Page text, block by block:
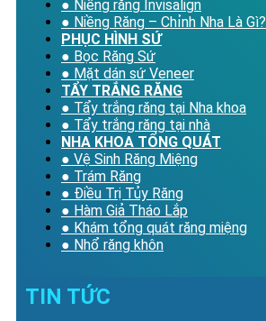
● Niềng răng Invisalign
● Niềng Răng – Chỉnh Nha Là Gì?
PHỤC HÌNH SỨ
● Bọc Răng Sứ
● Mặt dán sứ Veneer
TẨY TRẮNG RĂNG
● Tẩy trắng răng tại Nha khoa
● Tẩy trắng răng tại nhà
NHA KHOA TỔNG QUÁT
● Vệ Sinh Răng Miệng
● Trám Răng
● Điều Trị Tủy Răng
● Hàm Giả Tháo Lắp
● Khám tổng quát răng miệng
● Nhổ răng khôn
TIN TỨC